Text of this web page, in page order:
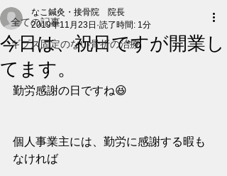
全ての記事
ギプス固定のない骨折の治療
今日は、祝日ですが開業し
てます。
なこ鍼灸・接骨院 院長
2019年11月23日 読了時間: 1分
勤労感謝の日ですね😆
個人事業主には、勤労に感謝する暇も
なければ